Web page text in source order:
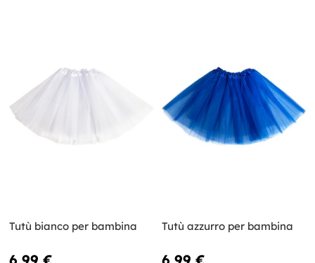
Tutù bianco per bambina Tutù azzurro per bambina